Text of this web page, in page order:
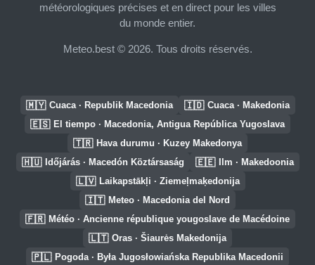
météorologiques précises et en direct pour les villes
du monde entier.
Meteo.best © 2026. Tous droits réservés.
🇲🇾 Cuaca · Republik Macedonia 🇮🇩 Cuaca · Makedonia
🇪🇸 El tiempo · Macedonia, Antigua República Yugoslava
🇹🇷 Hava durumu · Kuzey Makedonya
🇭🇺 Időjárás · Macedón Köztársaság 🇪🇪 Ilm · Makedoonia
🇱🇻 Laikapstākļi · Ziemeļmaķedonija
🇮🇹 Meteo · Macedonia del Nord
🇫🇷 Météo · Ancienne république yougoslave de Macédoine
🇱🇹 Oras · Šiaurės Makedonija
🇵🇱 Pogoda · Była Jugosłowiańska Republika Macedonii